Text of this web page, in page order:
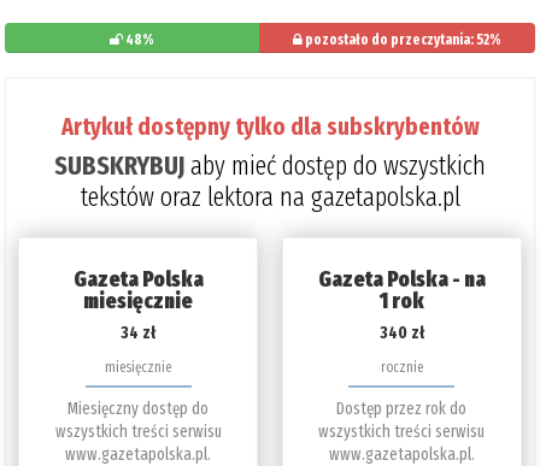
48% pozostało do przeczytania: 52%
Artykuł dostępny tylko dla subskrybentów
SUBSKRYBUJaby mieć dostęp do wszystkich
tekstów oraz lektora na gazetapolska.pl
Gazeta Polska
miesięcznie
34 zł
miesięcznie
Miesięczny dostęp do
wszystkich treści serwisu
www.gazetapolska.pl.
Gazeta Polska - na
1 rok
340 zł
rocznie
Dostęp przez rok do
wszystkich treści serwisu
www.gazetapolska.pl.